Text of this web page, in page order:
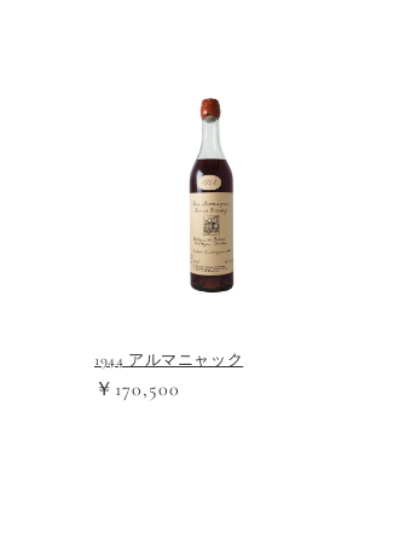
1944 アルマニャック
￥170,500